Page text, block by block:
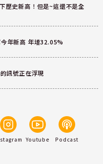
歷史新高！但是~這還不是全
年新高 年增32.05%
訊號正在浮現
Youtube Podcast